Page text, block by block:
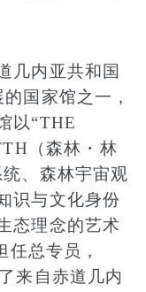
几内亚共和国
国家馆之一，
以“THE
（森林・林
、森林宇宙观
识与文化身份
态理念的艺术
总专员，
来自赤道几内